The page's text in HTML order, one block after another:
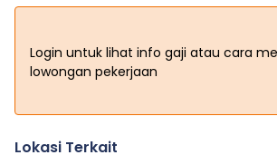
Login untuk lihat info gaji atau cara
lowongan pekerjaan
Lokasi Terkait